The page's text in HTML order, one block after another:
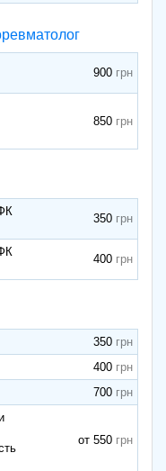
900
850
350
400
350
400
700
от 550